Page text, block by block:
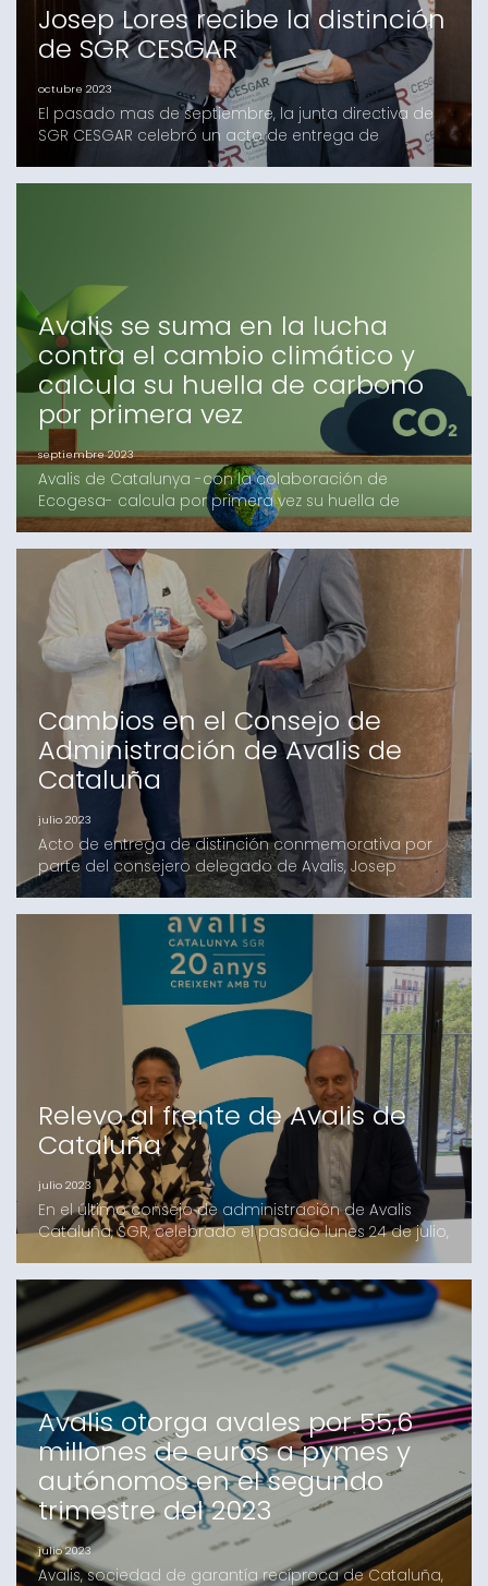
Josep Lores recibe la distinción
de SGR CESGAR
octubre 2023
El pasado mas de septiembre, la junta directiva de
SGR CESGAR celebró un acto de entrega de
distinción a Josep Lores con motivo de su jubilación
al frente de Avalis.Durante el acto de entrega de la
Avalis se suma en la lucha
contra el cambio climático y
calcula su huella de carbono
por primera vez
septiembre 2023
Avalis de Catalunya -con la colaboración de
Ecogesa- calcula por primera vez su huella de
carbono para sumarse en la lucha contra el
cambio climático. El estudio establece el 2022 como
año de referencia para iniciar el seguimiento de las
emisiones de Gases de Efecto Invernadero (GEH) y
para futuros estudios. De los resultados de este
primer cálculo
Cambios en el Consejo de
Administración de Avalis de
Cataluña
julio 2023
Acto de entrega de distinción conmemorativa por
parte del consejero delegado de Avalis, Josep
LoresJuan Piera Miquel, con motivo de su jubilación
en el cargo y responsabilidades ejercidos en BBVA,
ha dejado de ser miembro del Consejo de
Administración de Avalis de Cataluña.Piera Miquel se
incorporó como miembro del Consejo de Avalis en
Relevo al frente de Avalis de
Cataluña
julio 2023
En el último consejo de administración de Avalis
Cataluña, SGR, celebrado el pasado lunes 24 de julio,
se aceptó la renuncia del consejero delegado,
Josep Lores por jubilación. Esta renuncia tendrá
todos los efectos el próximo 30 de septiembre. Lores
cierra así su etapa al frente de la entidad público
privada, que inició en octubre de 2013. El bala
Avalis otorga avales por 55,6
millones de euros a pymes y
autónomos en el segundo
trimestre del 2023
julio 2023
Avalis, sociedad de garantía recíproca de Cataluña,